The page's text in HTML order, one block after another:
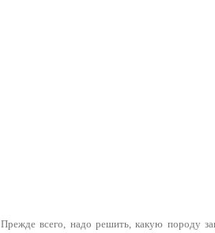
всего, надо решить, какую породу